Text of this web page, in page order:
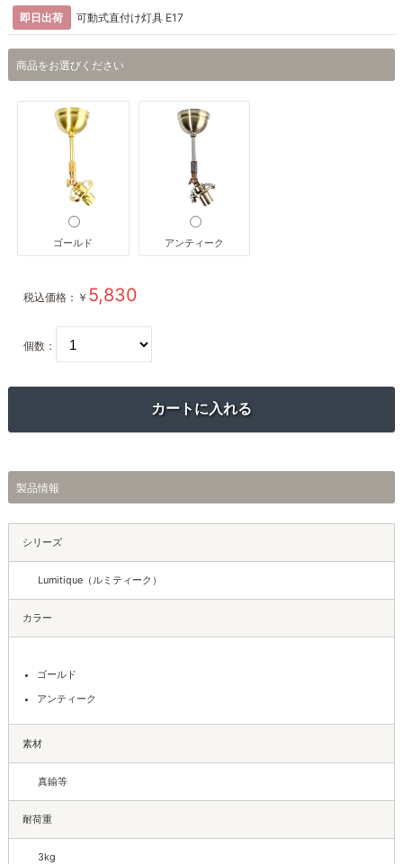
即日出荷 可動式直付け灯具 E17
商品をお選びください
ゴールド アンティーク
税込価格： ￥ 5,830
個数：
製品情報
シリーズ
Lumitique（ルミティーク）
カラー
ゴールド
アンティーク
素材
真鍮等
耐荷重
3kg